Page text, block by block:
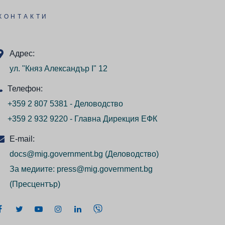
Адрес:
ул. "Княз Александър I" 12
Телефон:
+359 2 807 5381 - Деловодство
+359 2 932 9220 - Главна Дирекция ЕФК
E-mail:
docs@mig.government.bg (Деловодство)
За медиите: press@mig.government.bg
(Пресцентър)